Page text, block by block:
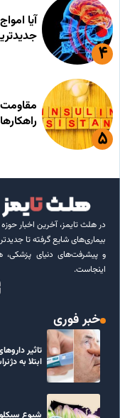
آیا
در هلث تایمز، آخرین اخبار
بیماری‌های شایع گرفته تا
و پیشرفت‌های دنیای پزشکی،
اینجاست.
خبر فوری
ابتلا به
شیوع